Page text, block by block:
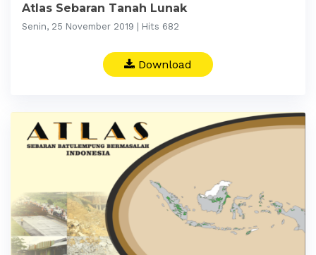
Atlas Sebaran Tanah Lunak
Senin, 25 November 2019 | Hits 682
Download